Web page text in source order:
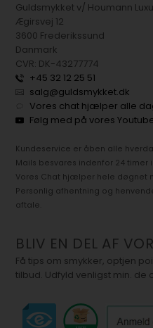
Guldsmykket v/ Houmann
Ægirsvej 12
3600 Frederikssund
Danmark
CVR: DK-43277774
+45 32 12 25 51
salg@guldsmykket.dk
Vores chat hjælper alle
Følg med på vores
Kundeservice er åben alle
Mails besvares indenfor 24 timer
Vores Chat hjælper hele døgnet
Personlig afhentning og
aftale.
BLIV EN DEL AF
Få tips om smykker, optjen
tilbud. Udfyld venligst min. de